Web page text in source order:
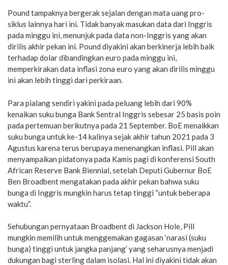
Pound tampaknya bergerak sejalan dengan mata uang pro-
siklus lainnya hari ini. Tidak banyak masukan data dari Inggris
pada minggu ini, menunjuk pada data non-Inggris yang akan
dirilis akhir pekan ini. Pound diyakini akan berkinerja lebih baik
terhadap dolar dibandingkan euro pada minggu ini,
memperkirakan data inflasi zona euro yang akan dirilis minggu
ini akan lebih tinggi dari perkiraan.
Para pialang sendiri yakini pada peluang lebih dari 90%
kenaikan suku bunga Bank Sentral Inggris sebesar 25 basis poin
pada pertemuan berikutnya pada 21 September. BoE menaikkan
suku bunga untuk ke-14 kalinya sejak akhir tahun 2021 pada 3
Agustus karena terus berupaya menenangkan inflasi. Pill akan
menyampaikan pidatonya pada Kamis pagi di konferensi South
African Reserve Bank Biennial, setelah Deputi Gubernur BoE
Ben Broadbent mengatakan pada akhir pekan bahwa suku
bunga di Inggris mungkin harus tetap tinggi “untuk beberapa
waktu”.
Sehubungan pernyataan Broadbent di Jackson Hole, Pill
mungkin memilih untuk menggemakan gagasan ‘narasi (suku
bunga) tinggi untuk jangka panjang’ yang seharusnya menjadi
dukungan bagi sterling dalam isolasi. Hal ini diyakini tidak akan